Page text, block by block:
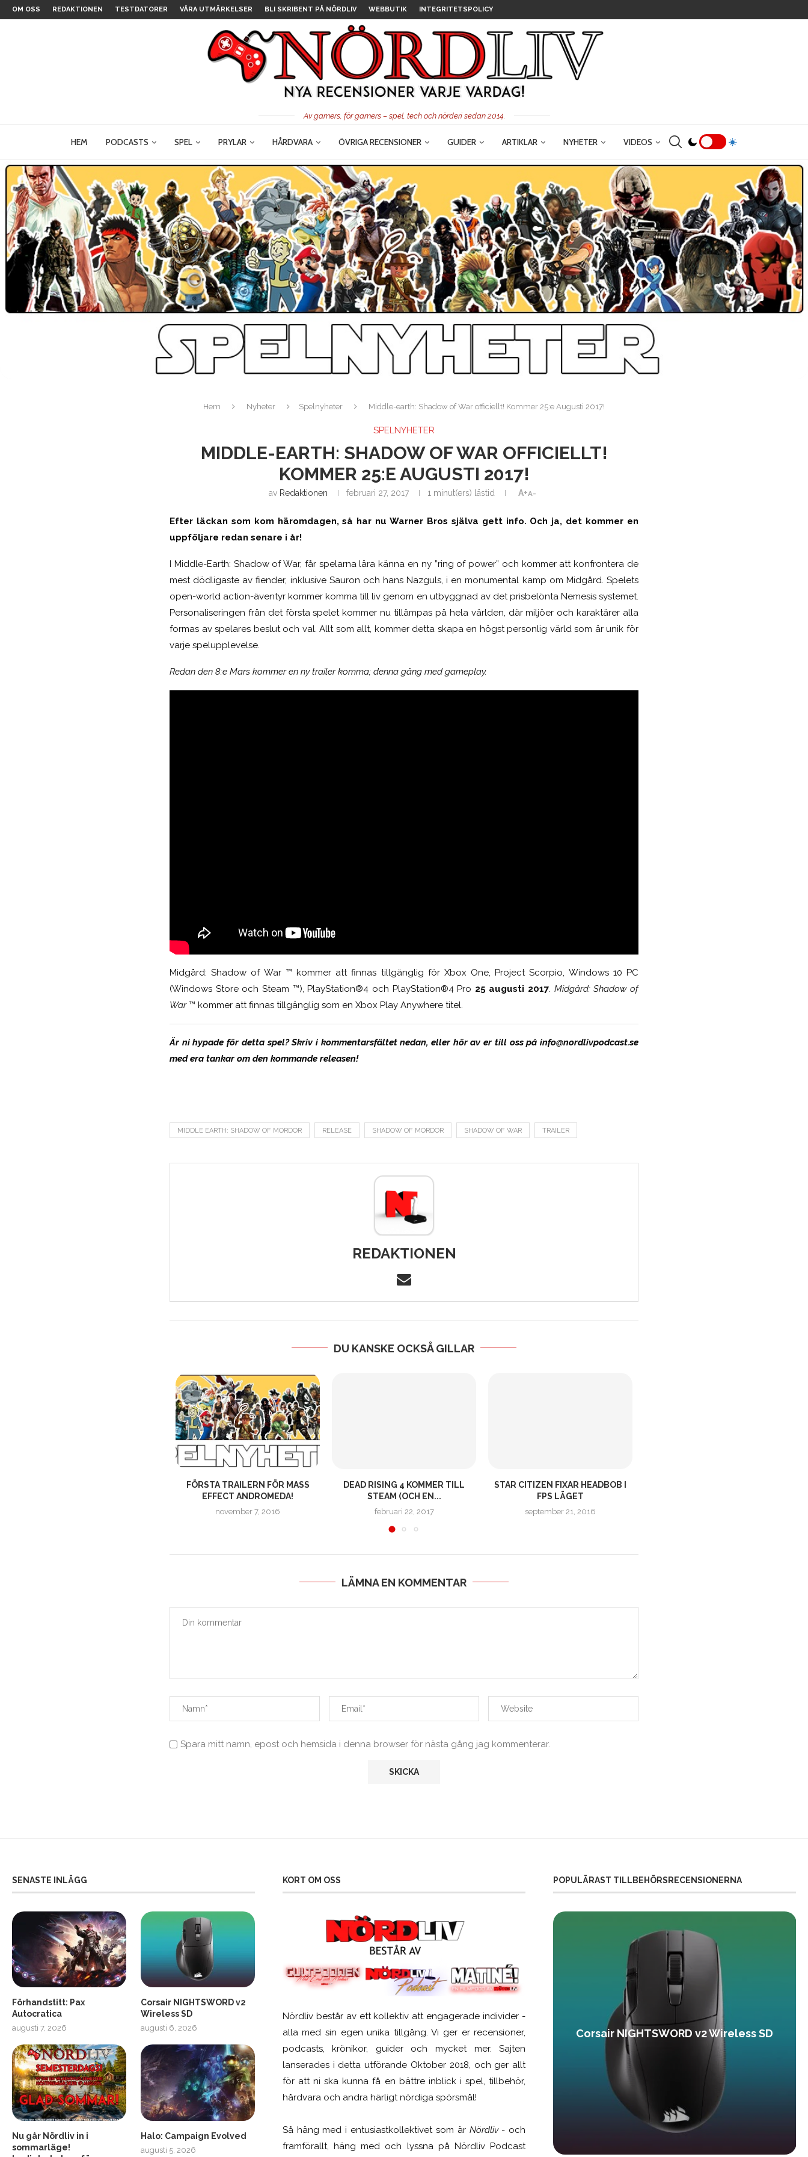
OM OSS REDAKTIONEN TESTDATORER VÅRA UTMÄRKELSER BLI SKRIBENT PÅ NÖRDLIV WEBBUTIK INTEGRITETSPOLICY
Av gamers, för gamers – spel, tech och nörderi sedan 2014.
HEM PODCASTS SPEL PRYLAR HÅRDVARA ÖVRIGA RECENSIONER GUIDER ARTIKLAR NYHETER VIDEOS
Hem Nyheter Spelnyheter Middle-earth: Shadow of War officiellt! Kommer 25:e Augusti 2017!
SPELNYHETER
MIDDLE-EARTH: SHADOW OF WAR OFFICIELLT!
KOMMER 25:E AUGUSTI 2017!
av Redaktionen februari 27, 2017 1 minut(ers) lästid A+A-
Efter läckan som kom häromdagen, så har nu Warner Bros själva gett info. Och ja, det kommer en
uppföljare redan senare i år!
I Middle-Earth: Shadow of War, får spelarna lära känna en ny ”ring of power” och kommer att konfrontera de
mest dödligaste av fiender, inklusive Sauron och hans Nazguls, i en monumental kamp om Midgård. Spelets
open-world action-äventyr kommer komma till liv genom en utbyggnad av det prisbelönta Nemesis systemet.
Personaliseringen från det första spelet kommer nu tillämpas på hela världen, där miljöer och karaktärer alla
formas av spelares beslut och val. Allt som allt, kommer detta skapa en högst personlig värld som är unik för
varje spelupplevelse.
Redan den 8:e Mars kommer en ny trailer komma; denna gång med gameplay.
Midgård: Shadow of War ™ kommer att finnas tillgänglig för Xbox One, Project Scorpio, Windows 10 PC
(Windows Store och Steam ™), PlayStation®4 och PlayStation®4 Pro 25 augusti 2017 Midgård: Shadow of
War™ kommer att finnas tillgänglig som en Xbox Play Anywhere titel.
Är ni hypade för detta spel? Skriv i kommentarsfältet nedan, eller hör av er till oss på info@nordlivpodcast.se
med era tankar om den kommande releasen!
MIDDLE EARTH: SHADOW OF MORDOR RELEASE SHADOW OF MORDOR SHADOW OF WAR TRAILER
REDAKTIONEN
DU KANSKE OCKSÅ GILLAR
FÖRSTA TRAILERN FÖR MASS
EFFECT ANDROMEDA!
november 7, 2016
DEAD RISING 4 KOMMER TILL
STEAM (OCH EN...
februari 22, 2017
STAR CITIZEN FIXAR HEADBOB I
FPS LÄGET
september 21, 2016
LÄMNA EN KOMMENTAR
Spara mitt namn, epost och hemsida i denna browser för nästa gång jag kommenterar.
SENASTE INLÄGG
Förhandstitt: Pax
Autocratica
augusti 7, 2026
Corsair NIGHTSWORD v2
Wireless SD
augusti 6, 2026
Nu går Nördliv in i
sommarläge!
Halo: Campaign Evolved
augusti 5, 2026
KORT OM OSS
Nördliv består av ett kollektiv att engagerade individer -
alla med sin egen unika tillgång. Vi ger er recensioner,
podcasts, krönikor, guider och mycket mer. Sajten
lanserades i detta utförande Oktober 2018, och ger allt
för att ni ska kunna få en bättre inblick i spel, tillbehör,
hårdvara och andra härligt nördiga spörsmål!
Så häng med i entusiastkollektivet som är Nördliv- och
framförallt, häng med och lyssna på Nördliv Podcast
POPULÄRAST TILLBEHÖRSRECENSIONERNA
Soundcore Liberty 5 Pro SCUF Gaming Omega Corsair NIGHTSWORD v2 Wireless SD